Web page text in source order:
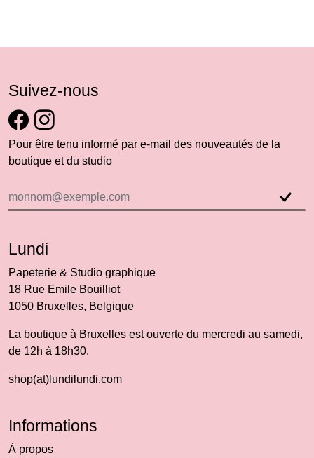
Suivez-nous
Pour être tenu informé par e-mail des nouveautés de la
boutique et du studio
Lundi
Papeterie & Studio graphique
18 Rue Emile Bouilliot
1050 Bruxelles, Belgique
La boutique à Bruxelles est ouverte du mercredi au samedi,
de 12h à 18h30.
shop(at)lundilundi.com
Informations
À propos